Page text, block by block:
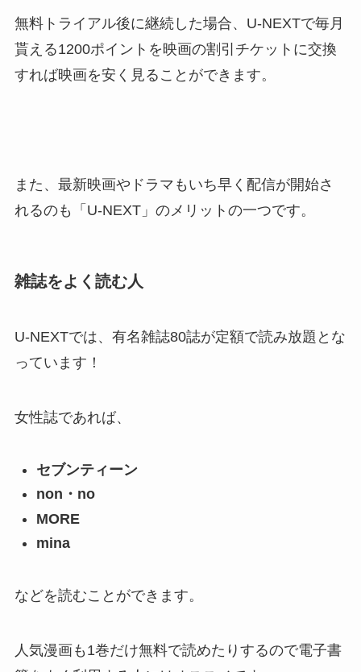
無料トライアル後に継続した場合、U-NEXTで毎月
貰える1200ポイントを映画の割引チケットに交換
すれば映画を安く見ることができます。
また、最新映画やドラマもいち早く配信が開始さ
れるのも「U-NEXT」のメリットの一つです。
雑誌をよく読む人
U-NEXTでは、有名雑誌80誌が定額で読み放題とな
っています！
女性誌であれば、
セブンティーン
non・no
MORE
mina
などを読むことができます。
人気漫画も1巻だけ無料で読めたりするので電子書